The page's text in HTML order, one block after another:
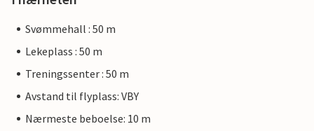
Svømmehall : 50 m
Lekeplass : 50 m
Treningssenter : 50 m
Avstand til flyplass: VBY
Nærmeste beboelse: 10 m